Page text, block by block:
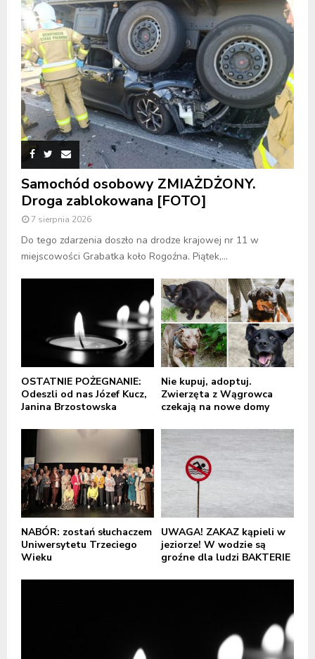
Samochód osobowy ZMIAŻDŻONY.
Droga zablokowana [FOTO]
7 sierpnia 2026
Do tego zdarzenia doszło na drodze krajowej nr 11 w
miejscowości Grabatka koło Rogoźna. Piątek,...
OSTATNIE POŻEGNANIE:
Odeszli od nas Józef Kucz,
Janina Brzostowska
Nie kupuj, adoptuj.
Zwierzęta z Wągrowca
czekają na nowe domy
NABÓR: zostań słuchaczem
Uniwersytetu Trzeciego
Wieku
UWAGA! ZAKAZ kąpieli w
jeziorze! W wodzie są
groźne dla ludzi BAKTERIE